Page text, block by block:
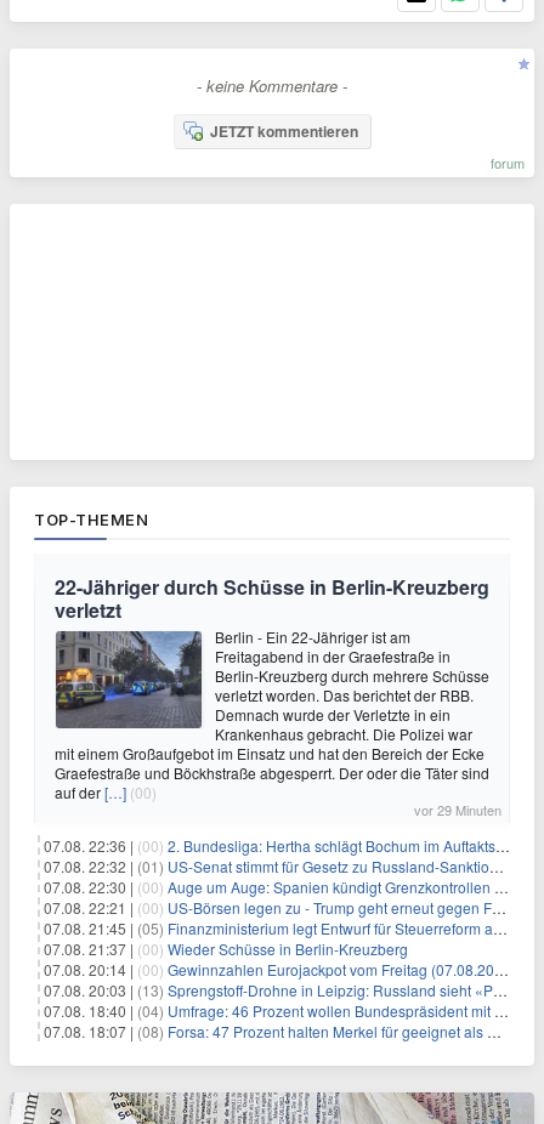
- keine Kommentare -
JETZT kommentieren
forum
TOP-THEMEN
22-Jähriger durch Schüsse in Berlin-Kreuzberg
verletzt
Berlin - Ein 22-Jähriger ist am
Freitagabend in der Graefestraße in
Berlin-Kreuzberg durch mehrere Schüsse
verletzt worden. Das berichtet der RBB.
Demnach wurde der Verletzte in ein
Krankenhaus gebracht. Die Polizei war
mit einem Großaufgebot im Einsatz und hat den Bereich der Ecke
Graefestraße und Böckhstraße abgesperrt. Der oder die Täter sind
auf der[…] (00)
vor 29 Minuten
07.08. 22:36 | (00) 2. Bundesliga: Hertha schlägt Bochum im Auftaktspiel
07.08. 22:32 | (01) US-Senat stimmt für Gesetz zu Russland-Sanktionen
07.08. 22:30 | (00) Auge um Auge: Spanien kündigt Grenzkontrollen zu Italien an
07.08. 22:21 | (00) US-Börsen legen zu - Trump geht erneut gegen Fed-Gouverneurin vor
07.08. 21:45 | (05) Finanzministerium legt Entwurf für Steuerreform ab 2027 vor
07.08. 21:37 | (00) Wieder Schüsse in Berlin-Kreuzberg
07.08. 20:14 | (00) Gewinnzahlen Eurojackpot vom Freitag (07.08.2026)
07.08. 20:03 | (13) Sprengstoff-Drohne in Leipzig: Russland sieht «Provokation»
07.08. 18:40 | (04) Umfrage: 46 Prozent wollen Bundespräsident mit Politik-Erfahrung
07.08. 18:07 | (08) Forsa: 47 Prozent halten Merkel für geeignet als Bundespräsidentin